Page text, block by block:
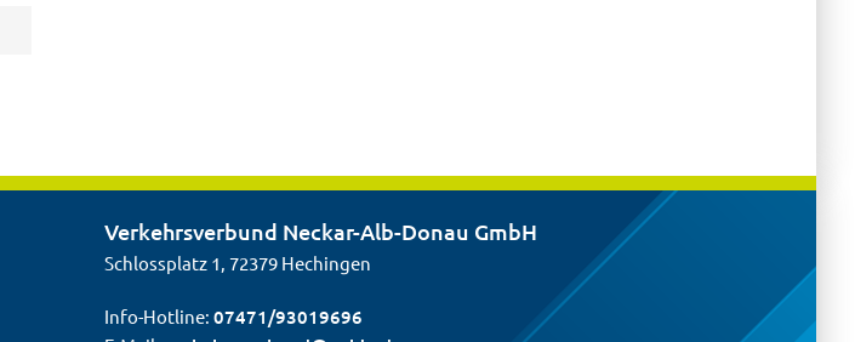
Verkehrsverbund Neckar-Alb-Donau GmbH
Schlossplatz 1, 72379 Hechingen
Info-Hotline:07471/93019696